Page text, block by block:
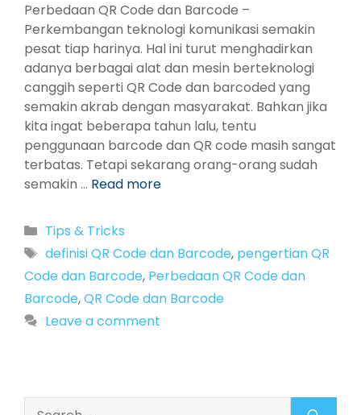
Perbedaan QR Code dan Barcode –
Perkembangan teknologi komunikasi semakin
pesat tiap harinya. Hal ini turut menghadirkan
adanya berbagai alat dan mesin berteknologi
canggih seperti QR Code dan barcoded yang
semakin akrab dengan masyarakat. Bahkan jika
kita ingat beberapa tahun lalu, tentu
penggunaan barcode dan QR code masih sangat
terbatas. Tetapi sekarang orang-orang sudah
semakin … Read more
Categories
Tips & Tricks
Tags
definisi QR Code dan Barcode, pengertian QR
Code dan Barcode, Perbedaan QR Code dan
Barcode,QR Code dan Barcode
Leave a comment